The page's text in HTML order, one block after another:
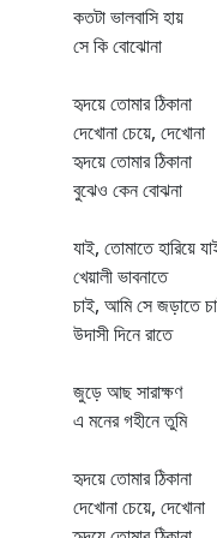
কতটা ভালবাসি হায়
সে কি বোঝোনা
হৃদয়ে তোমার ঠিকানা
দেখোনা চেয়ে, দেখোনা
হৃদয়ে তোমার ঠিকানা
বুঝেও কেন বোঝনা
যাই, তোমাতে হারিয়ে
খেয়ালী ভাবনাতে
চাই, আমি সে জড়াতে
উদাসী দিনে রাতে
জুড়ে আছ সারাক্ষণ
এ মনের গহীনে তুমি
হৃদয়ে তোমার ঠিকানা
দেখোনা চেয়ে, দেখোনা